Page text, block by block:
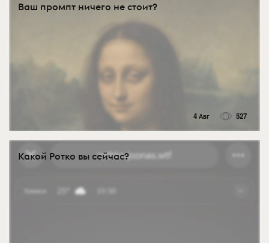
Ваш промпт ничего не стоит?
4 Авг 527
Какой Ротко вы сейчас?